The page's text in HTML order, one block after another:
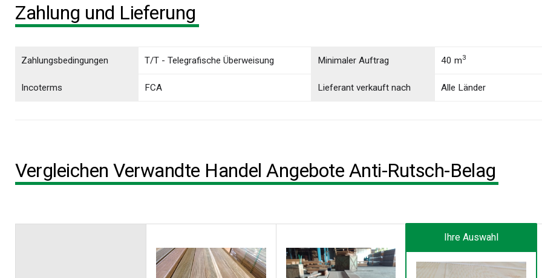
Zahlung und Lieferung
Zahlungsbedingungen T/T - Telegrafische Überweisung
Incoterms FCA
Minimaler Auftrag 40 m3
Lieferant verkauft nach Alle Länder
Vergleichen Verwandte Handel Angebote Anti-Rutsch-Belag
Ihre Auswahl